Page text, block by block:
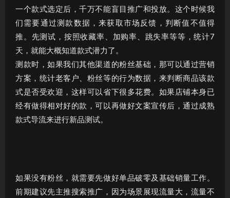
一个款式选定后，千万不能盲目推广和投放。这个时候我
们需要通过测款数据，来获取市场反馈，判断值不值得
推。先测试，按照收藏率、加购率、跳失率等等，统计7
天，就能大概知道款式潜力了。
测款时，如果我们其他渠道的粉丝基础，那可以通过营销
方案，统计老客户、粉丝等的行为数据，来判断商品该款
式是否受欢迎，这样可以省下很多花费。如果店铺本身已
经有做得相对好的款，可以再做好文案宣传后，通过成熟
款式导流来进行新品测试。
如果没有粉丝，就需要先做好单品破零及基础销量工作。
前期建议先主推搜索推广，因为场景展现流量大，流量不